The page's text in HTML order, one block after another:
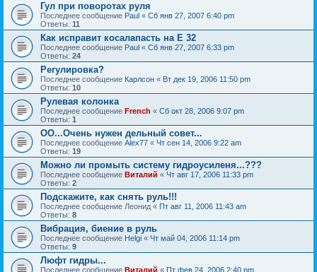
Гул при поворотах руля
Последнее сообщение Paul « Сб янв 27, 2007 6:40 pm
Ответы: 11
Как исправит косалапасть на Е 32
Последнее сообщение Paul « Сб янв 27, 2007 6:33 pm
Ответы: 24
Регулировка?
Последнее сообщение Карлсон « Вт дек 19, 2006 11:50 pm
Ответы: 10
Рулевая колонка
Последнее сообщение French « Сб окт 28, 2006 9:07 pm
Ответы: 1
ОО...Очень нужен дельный совет...
Последнее сообщение Alex77 « Чт сен 14, 2006 9:22 am
Ответы: 19
Можно ли промыть систему гидроусиленя...???
Последнее сообщение Виталий « Чт авг 17, 2006 11:33 pm
Ответы: 2
Подскажите, как снять руль!!!
Последнее сообщение Леонид « Пт авг 11, 2006 11:43 am
Ответы: 8
Вибрация, биение в руль
Последнее сообщение Helgi « Чт май 04, 2006 11:14 pm
Ответы: 9
Люфт гидры...
Последнее сообщение Виталий « Пт фев 24, 2006 2:40 pm